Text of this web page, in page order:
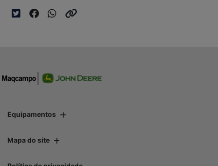
Equipamentos
Mapa do site